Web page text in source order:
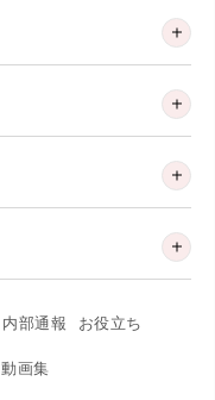
内部通報 お役立ち
動画集